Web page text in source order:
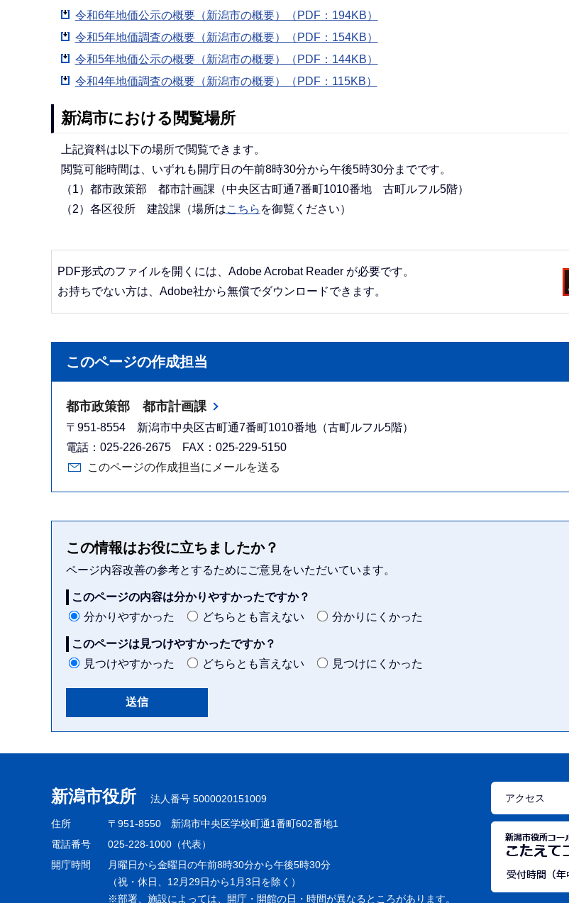
令和6年地価公示の概要（新潟市の概要）（PDF：194KB）
令和5年地価調査の概要（新潟市の概要）（PDF：154KB）
令和5年地価公示の概要（新潟市の概要）（PDF：144KB）
令和4年地価調査の概要（新潟市の概要）（PDF：115KB）
新潟市における閲覧場所
上記資料は以下の場所で閲覧できます。
閲覧可能時間は、いずれも開庁日の午前8時30分から午後5時30分までです。
（1）都市政策部 都市計画課（中央区古町通7番町1010番地 古町ルフル5階）
（2）各区役所 建設課（場所はこちら を御覧ください）
PDF形式のファイルを開くには、Adobe Acrobat Reader が必要です。
お持ちでない方は、Adobe社から無償でダウンロードできます。
このページの作成担当
都市政策部 都市計画課
〒951-8554 新潟市中央区古町通7番町1010番地（古町ルフル5階）
電話：025-226-2675 FAX：025-229-5150
このページの作成担当にメールを送る
この情報はお役に立ちましたか？
ページ内容改善の参考とするためにご意見をいただいています。
このページの内容は分かりやすかったですか？
分かりやすかった
どちらとも言えない 分かりにくかった
このページは見つけやすかったですか？
見つけやすかった
どちらとも言えない 見つけにくかった
こ
ま
で
新潟市役所 法人番号 5000020151009
住所 〒951-8550 新潟市中央区学校町通1番町602番地1
電話番号
025-228-1000（代表）
開庁時間
月曜日から金曜日の午前8時30分から午後5時30分
（祝・休日、12月29日から1月3日を除く）
※部署、施設によっては、開庁・開館の日・時間が異なるところがあります。
アクセス